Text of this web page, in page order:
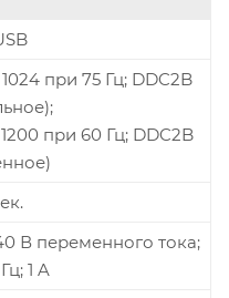
при 75 Гц; DDC2B
при 60 Гц; DDC2B
В переменного тока;
1 A